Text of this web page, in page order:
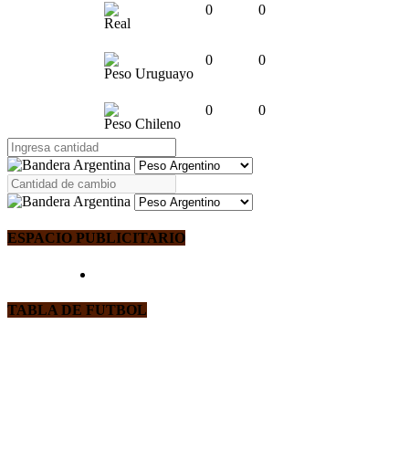
Real
0 0
Peso Uruguayo
0 0
Peso Chileno
0 0
ESPACIO PUBLICITARIO
TABLA DE FUTBOL